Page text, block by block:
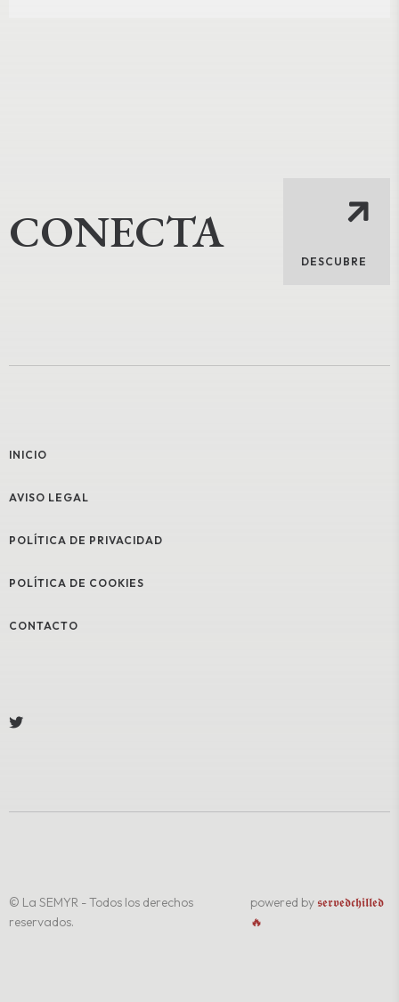
CONECTA
DESCUBRE
INICIO
AVISO LEGAL
POLÍTICA DE PRIVACIDAD
POLÍTICA DE COOKIES
CONTACTO
© La SEMYR - Todos los derechos
reservados.
powered by 𝖘𝖊𝖗𝖛𝖊𝖉𝖈𝖍𝖎𝖑𝖑𝖊𝖉
🔥